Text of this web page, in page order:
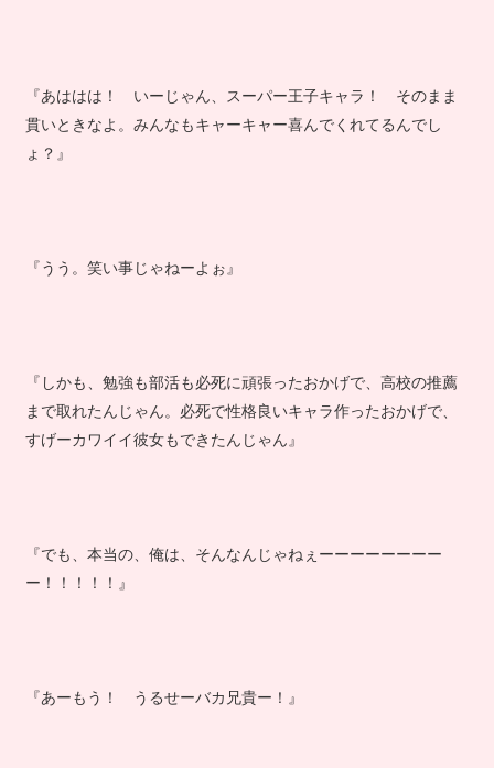
『あははは！ いーじゃん、スーパー王子キャラ！ そのまま
貫いときなよ。みんなもキャーキャー喜んでくれてるんでし
ょ？』
『うう。笑い事じゃねーよぉ』
『しかも、勉強も部活も必死に頑張ったおかげで、高校の推薦
まで取れたんじゃん。必死で性格良いキャラ作ったおかげで、
すげーカワイイ彼女もできたんじゃん』
『でも、本当の、俺は、そんなんじゃねぇーーーーーーーー
ー！！！！！』
『あーもう！ うるせーバカ兄貴ー！』